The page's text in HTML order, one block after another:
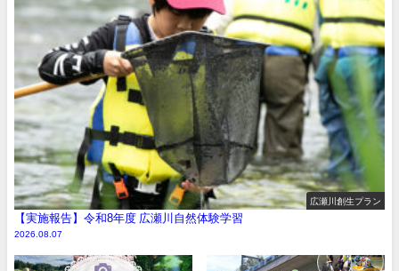
広瀬川創生プラン
【実施報告】令和8年度 広瀬川自然体験学習
2026.08.07